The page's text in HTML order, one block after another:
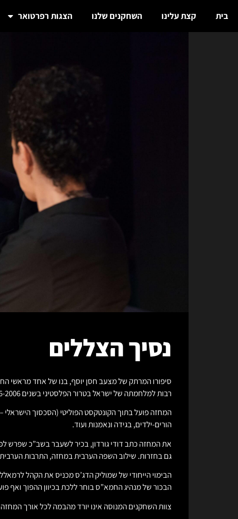
בית קצת עלינו השחקנים שלנו הצגות רפרטואר
נסיך הצללים
סיפורו המרתק של מצעב חסן יוסף, בנו של אחד מראשי
רבות למלחמתה של ישראל בטרור הפלסטיני בשנים 1996-2006.
המחזה פועל בתוך הקונטקסט הפוליטי (הסכסוך
הורים-ילדים, בגידה ונאמנות ועוד.
את המחזה כתב דודי גורדון, בכיר לשעבר בשב”כ שפרש
גם בחזרות. שילוב השפה הערבית במחזה, התרבות
הבימוי הייחודי של שמוליק הדג’ס מכניס את הקהל
הבכור של מנהיג החמא”ס בוחר ללכת בכיוון ההפוך ואף
צוות השחקנים המנוסה אינו יורד מהבמה לכל אורך